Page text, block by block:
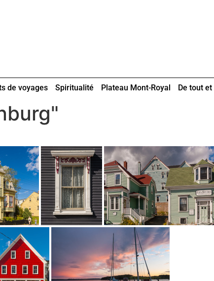
de voyages Spiritualité Plateau Mont-Royal De tout